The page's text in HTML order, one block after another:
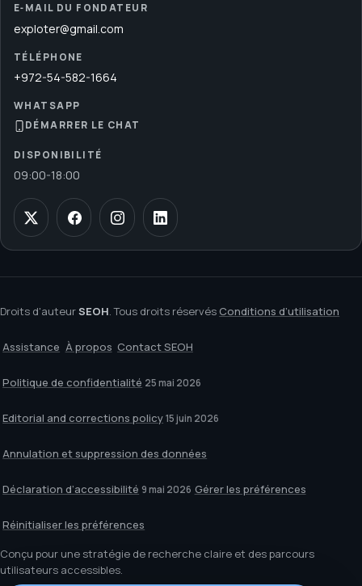
E‑MAIL DU FONDATEUR
exploter@gmail.com
TÉLÉPHONE
+972-54-582-1664
WHATSAPP
DÉMARRER LE CHAT
DISPONIBILITÉ
09:00-18:00
Droits d'auteurSEOH. Tous droits réservésConditions d’utilisation
Assistance À propos Contact SEOH
Politique de confidentialité 25 mai 2026
Editorial and corrections policy 15 juin 2026
Annulation et suppression des données
Déclaration d’accessibilité 9 mai 2026 Gérer les préférences
Réinitialiser les préférences
Conçu pour une stratégie de recherche claire et des parcours
utilisateurs accessibles.